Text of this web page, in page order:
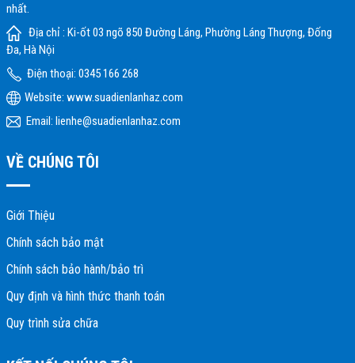
nhất.
Địa chỉ : Ki-ốt 03 ngõ 850 Đường Láng, Phường Láng Thượng, Đống
Đa, Hà Nội
Điện thoại: 0345 166 268
Website: www.suadienlanhaz.com
Email: lienhe@suadienlanhaz.com
VỀ CHÚNG TÔI
Giới Thiệu
Chính sách bảo mật
Chính sách bảo hành/bảo trì
Quy định và hình thức thanh toán
Quy trình sửa chữa